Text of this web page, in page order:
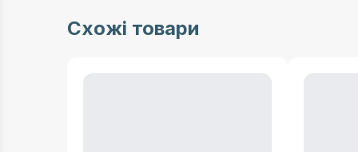
Схожі товари